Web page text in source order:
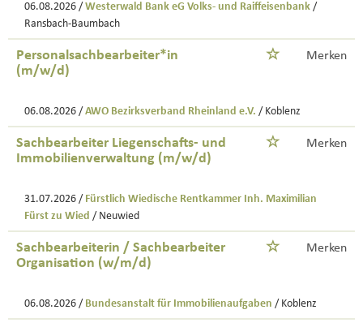
06.08.2026 / Westerwald Bank eG Volks- und Raiffeisenbank /
Ransbach-Baumbach
Personalsachbearbeiter*in
(m/w/d)
Merken
06.08.2026 / AWO Bezirksverband Rheinland e.V. / Koblenz
Sachbearbeiter Liegenschafts- und
Immobilienverwaltung (m/w/d)
Merken
31.07.2026 / Fürstlich Wiedische Rentkammer Inh. Maximilian
Fürst zu Wied / Neuwied
Sachbearbeiterin / Sachbearbeiter
Organisation (w/m/d)
Merken
06.08.2026 / Bundesanstalt für Immobilienaufgaben / Koblenz